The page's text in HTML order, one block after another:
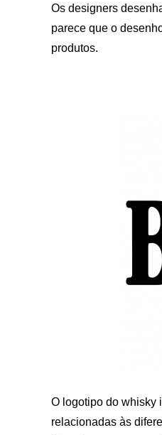
Os designers
parece que o
produtos.
O logotipo do whisky
relacionadas às